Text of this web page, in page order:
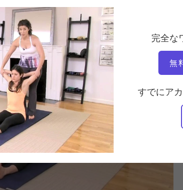
完全な
無
すでにア